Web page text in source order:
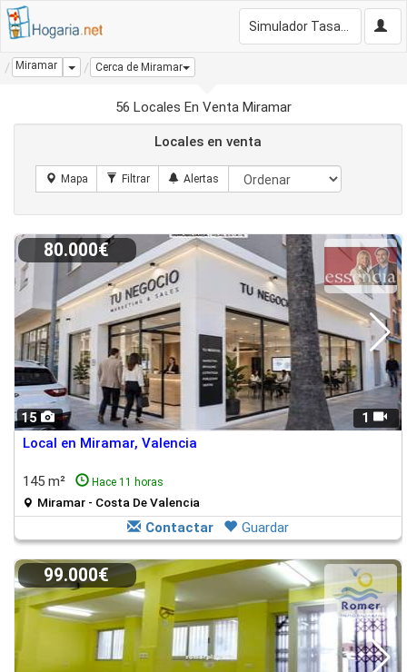
Miramar Dropdown
Cerca de Miramar
56 Locales En Venta Miramar
Locales en venta
15 1
80.000€
Local en Miramar, Valencia
145 m² Hace 11 horas
Miramar - Costa De Valencia
Contactar Guardar
99.000€